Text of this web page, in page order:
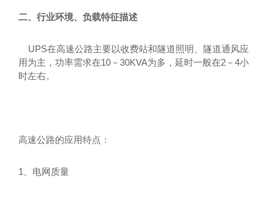
二、行业环境、负载特征描述
UPS在高速公路主要以收费站和隧道照明、隧道通风应
用为主，功率需求在10－30KVA为多，延时一般在2－4小
时左右。
高速公路的应用特点：
1、电网质量